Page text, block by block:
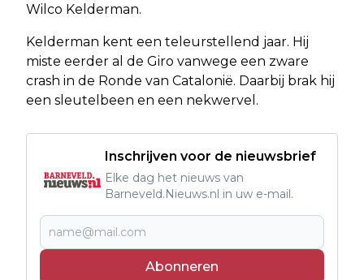
Wilco Kelderman.
Kelderman kent een teleurstellend jaar. Hij
miste eerder al de Giro vanwege een zware
crash in de Ronde van Catalonië. Daarbij brak hij
een sleutelbeen en een nekwervel.
Inschrijven voor de nieuwsbrief
Elke dag het nieuws van
Barneveld.Nieuws.nl in uw e-mail.
Abonneren